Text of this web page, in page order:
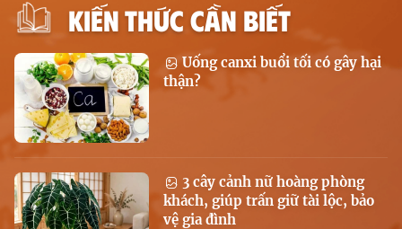
KIẾN THỨC CẦN BIẾT
Uống canxi buổi tối có gây hại
thận?
3 cây cảnh nữ hoàng phòng
khách, giúp trấn giữ tài lộc, bảo
vệ gia đình